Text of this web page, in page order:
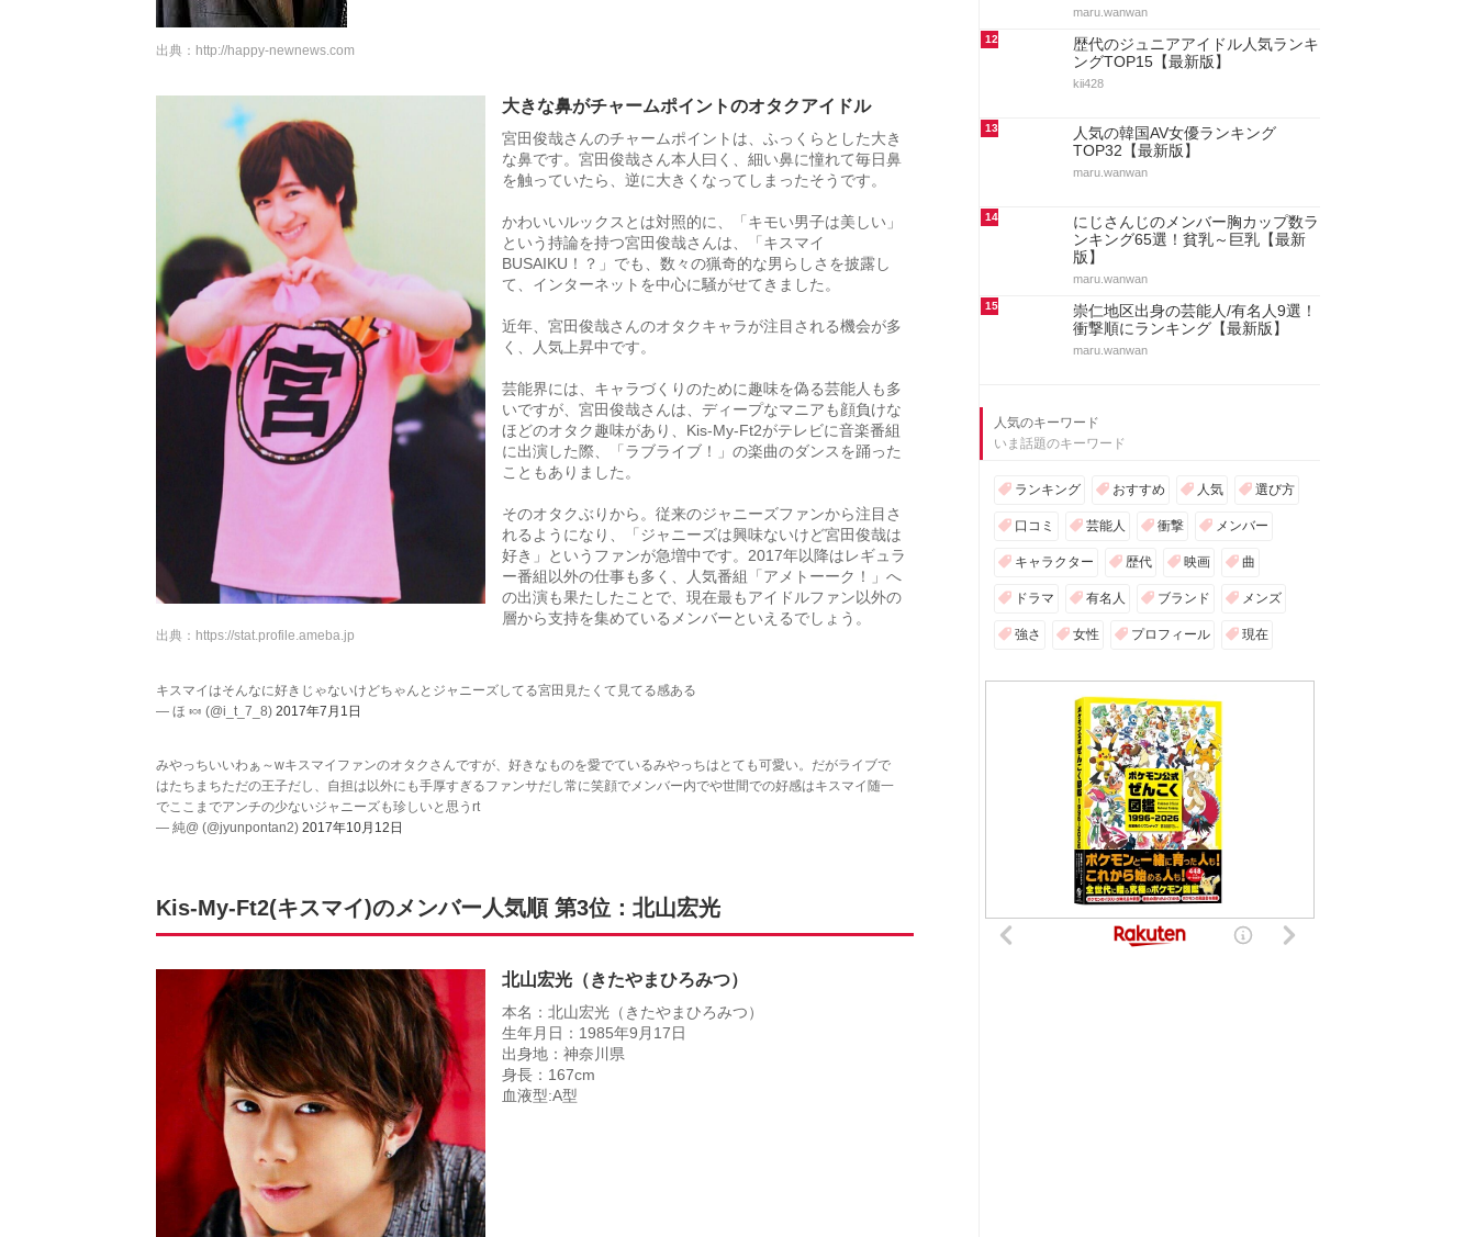
出典： http://happy-newnews.com
大きな鼻がチャームポイントのオタクアイドル
宮田俊哉さんのチャームポイントは、ふっくらとした大き
な鼻です。宮田俊哉さん本人曰く、細い鼻に憧れて毎日鼻
を触っていたら、逆に大きくなってしまったそうです。
かわいいルックスとは対照的に、「キモい男子は美しい」
という持論を持つ宮田俊哉さんは、「キスマイ
BUSAIKU！？」でも、数々の猟奇的な男らしさを披露し
て、インターネットを中心に騒がせてきました。
近年、宮田俊哉さんのオタクキャラが注目される機会が多
く、人気上昇中です。
芸能界には、キャラづくりのために趣味を偽る芸能人も多
いですが、宮田俊哉さんは、ディープなマニアも顔負けな
ほどのオタク趣味があり、Kis-My-Ft2がテレビに音楽番組
に出演した際、「ラブライブ！」の楽曲のダンスを踊った
こともありました。
そのオタクぶりから。従来のジャニーズファンから注目さ
れるようになり、「ジャニーズは興味ないけど宮田俊哉は
好き」というファンが急増中です。2017年以降はレギュラ
ー番組以外の仕事も多く、人気番組「アメトーーク！」へ
の出演も果たしたことで、現在最もアイドルファン以外の
層から支持を集めているメンバーといえるでしょう。
出典： https://stat.profile.ameba.jp
キスマイはそんなに好きじゃないけどちゃんとジャニーズしてる宮田見たくて見てる感ある
— ほ 🍬 (@i_t_7_8) 2017年7月1日
みやっちいいわぁ～wキスマイファンのオタクさんですが、好きなものを愛でているみやっちはとても可愛い。だがライブで
はたちまちただの王子だし、自担は以外にも手厚すぎるファンサだし常に笑顔でメンバー内でや世間での好感はキスマイ随一
でここまでアンチの少ないジャニーズも珍しいと思うrt
— 純@ (@jyunpontan2) 2017年10月12日
Kis-My-Ft2(キスマイ)のメンバー人気順 第3位：北山宏光
北山宏光（きたやまひろみつ）
本名：北山宏光（きたやまひろみつ）
生年月日：1985年9月17日
出身地：神奈川県
身長：167cm
血液型:A型
maru.wanwan
12
歴代のジュニアアイドル人気ランキ
ングTOP15【最新版】
kii428
13
人気の韓国AV女優ランキング
TOP32【最新版】
maru.wanwan
14
にじさんじのメンバー胸カップ数ラ
ンキング65選！貧乳～巨乳【最新
版】
maru.wanwan
15
崇仁地区出身の芸能人/有名人9選！
衝撃順にランキング【最新版】
maru.wanwan
人気のキーワード
いま話題のキーワード
ランキング おすすめ 人気 選び方
口コミ 芸能人 衝撃 メンバー
キャラクター 歴代 映画 曲
ドラマ 有名人 ブランド メンズ
強さ 女性 プロフィール 現在